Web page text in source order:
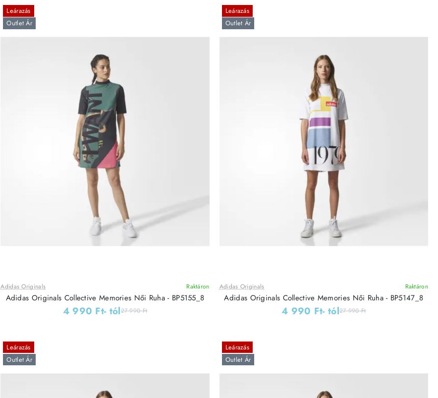
Leárazás
Outlet Ár
Adidas Originals Raktáron
Adidas Originals Collective Memories Női Ruha - BP5155_8
4 990 Ft- tól27 990 Ft
Leárazás
Outlet Ár
Adidas Originals Raktáron
Adidas Originals Collective Memories Női Ruha - BP5147_8
4 990 Ft- tól27 990 Ft
Leárazás
Outlet Ár
Leárazás
Outlet Ár